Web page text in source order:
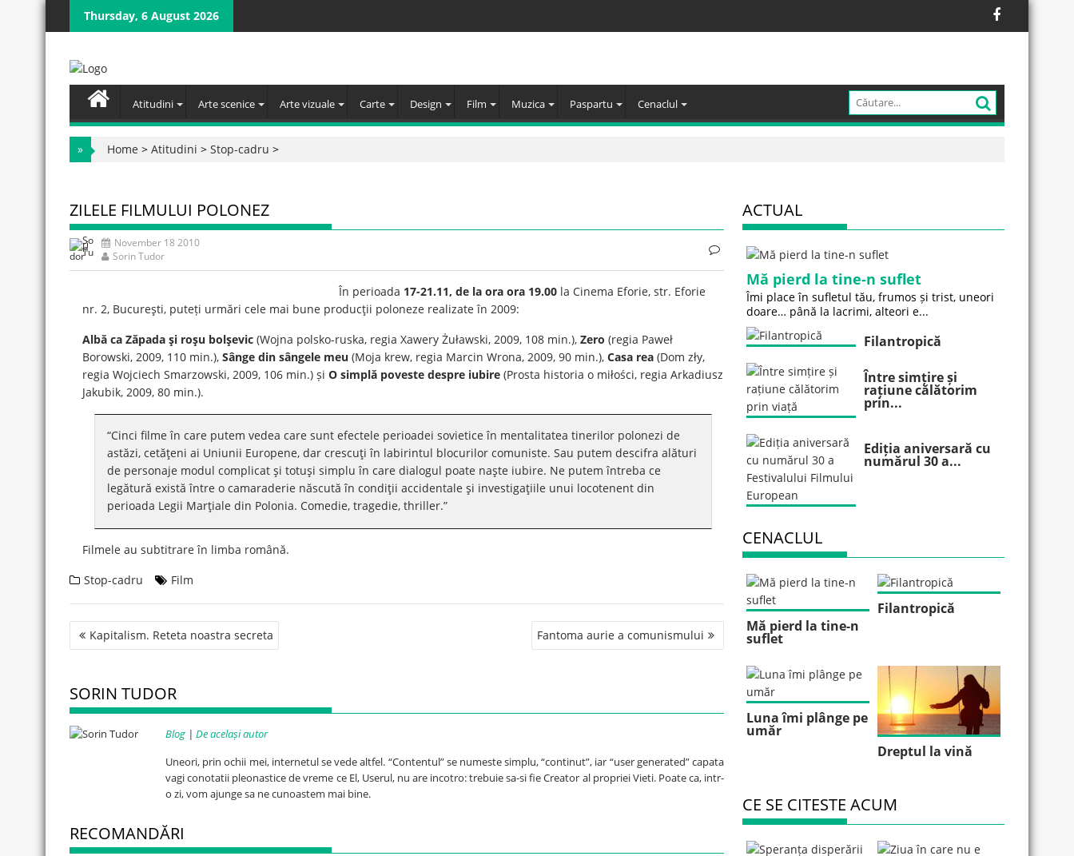
Skip
Thursday, 6 August 2026
Atitudini Arte scenice Arte vizuale Carte Design Film Muzica Paspartu Cenaclul
» Home > Atitudini > Stop-cadru >
ZILELE FILMULUI POLONEZ
November 18 2010
Sorin Tudor
În perioada 17-21.11, de la ora ora 19.00 la Cinema Eforie, str. Eforie
nr. 2, Bucureşti, puteți urmări cele mai bune producţii poloneze realizate în 2009:
Albă ca Zăpada şi roşu bolşevic (Wojna polsko-ruska, regia Xawery Żuławski, 2009, 108 min.),Zero (regia Paweł
Borowski, 2009, 110 min.),Sânge din sângele meu (Moja krew, regia Marcin Wrona, 2009, 90 min.),Casa rea (Dom zły,
regia Wojciech Smarzowski, 2009, 106 min.) șiO simplă poveste despre iubire (Prosta historia o miłości, regia Arkadiusz
Jakubik, 2009, 80 min.).
“Cinci filme în care putem vedea care sunt efectele perioadei sovietice în mentalitatea tinerilor polonezi de
astăzi, cetăţeni ai Uniunii Europene, dar crescuţi în labirintul blocurilor comuniste. Sau putem descifra alături
de personaje modul complicat şi totuşi simplu în care dialogul poate naşte iubire. Ne putem întreba ce
legătură există între o camaraderie născută în condiţii accidentale şi investigaţiile unui locotenent din
perioada Legii Marţiale din Polonia. Comedie, tragedie, thriller.”
Filmele au subtitrare în limba română.
Stop-cadru
Film
Post
navigation
Kapitalism. Reteta noastra secreta Fantoma aurie a comunismului
SORIN TUDOR
Blog | De același autor
Uneori, prin ochii mei, internetul se vede altfel. “Contentul” se numeste simplu, “continut”, iar “user generated” capata
vagi conotatii pleonastice de vreme ce El, Userul, nu are incotro: trebuie sa-si fie Creator al propriei Vieti. Poate ca, intr-
o zi, vom ajunge sa ne cunoastem mai bine.
RECOMANDĂRI
ACTUAL
Mă pierd la tine-n suflet
Îmi place în sufletul tău, frumos și trist, uneori
doare… până la lacrimi, alteori e...
Filantropică
Între simțire și
rațiune călătorim
prin...
Ediția aniversară cu
numărul 30 a...
CENACLUL
Mă pierd la tine-n
suflet
Filantropică
Luna îmi plânge pe
umăr
Dreptul la vină
CE SE CITESTE ACUM